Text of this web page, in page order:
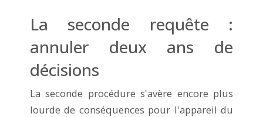
La seconde requête :
annuler deux ans de
décisions
La seconde procédure s'avère encore plus
lourde de conséquences pour l'appareil du